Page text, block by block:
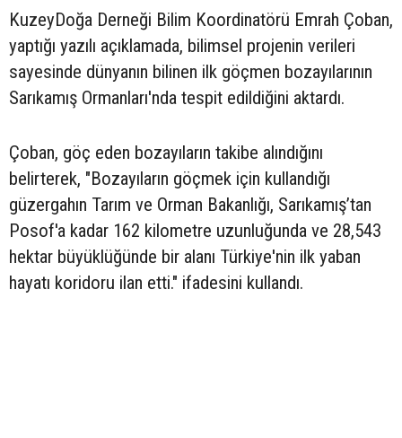
KuzeyDoğa Derneği Bilim Koordinatörü Emrah Çoban,
yaptığı yazılı açıklamada, bilimsel projenin verileri
sayesinde dünyanın bilinen ilk göçmen bozayılarının
Sarıkamış Ormanları'nda tespit edildiğini aktardı.
Çoban, göç eden bozayıların takibe alındığını
belirterek, "Bozayıların göçmek için kullandığı
güzergahın Tarım ve Orman Bakanlığı, Sarıkamış’tan
Posof'a kadar 162 kilometre uzunluğunda ve 28,543
hektar büyüklüğünde bir alanı Türkiye'nin ilk yaban
hayatı koridoru ilan etti." ifadesini kullandı.